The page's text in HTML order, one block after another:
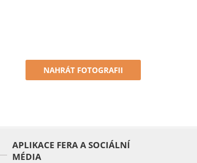
NAHRÁT FOTOGRAFII
APLIKACE FERA A SOCIÁLNÍ
MÉDIA